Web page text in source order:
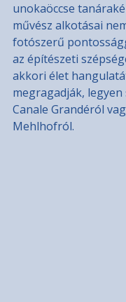
unokaöccse
művész alkotásai
fotószerű
az építészeti
akkori élet
megragadják, legyen
Canale Grandéról
Mehlhofról.